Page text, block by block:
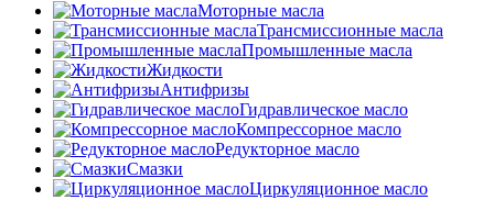
Моторные масла
Трансмиссионные масла
Промышленные масла
Жидкости
Антифризы
Гидравлическое масло
Компрессорное масло
Редукторное масло
Смазки
Циркуляционное масло